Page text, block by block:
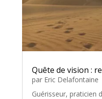
Quête de vision :
par Eric Delafontaine
Guérisseur, praticien